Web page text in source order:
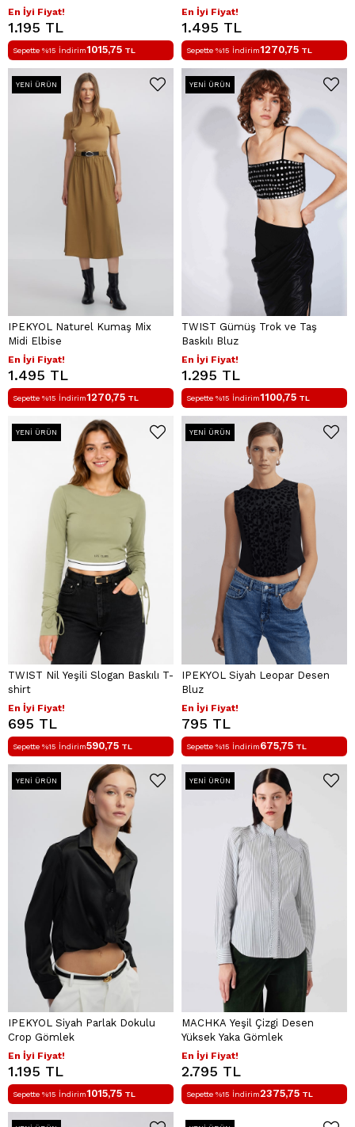
En İyi Fiyat!
1.195 TL
Sepette %15 İndirim1015,75 TL
En İyi Fiyat!
1.495 TL
Sepette %15 İndirim1270,75 TL
YENI ÜRÜN
IPEKYOL Naturel Kumaş Mix
Midi Elbise
En İyi Fiyat!
1.495 TL
Sepette %15 İndirim1270,75 TL
YENI ÜRÜN
TWIST Gümüş Trok ve Taş
Baskılı Bluz
En İyi Fiyat!
1.295 TL
Sepette %15 İndirim1100,75 TL
YENI ÜRÜN
TWIST Nil Yeşili Slogan Baskılı T-
shirt
En İyi Fiyat!
695 TL
Sepette %15 İndirim590,75 TL
YENI ÜRÜN
IPEKYOL Siyah Leopar Desen
Bluz
En İyi Fiyat!
795 TL
Sepette %15 İndirim675,75 TL
YENI ÜRÜN
IPEKYOL Siyah Parlak Dokulu
Crop Gömlek
En İyi Fiyat!
1.195 TL
Sepette %15 İndirim1015,75 TL
YENI ÜRÜN
MACHKA Yeşil Çizgi Desen
Yüksek Yaka Gömlek
En İyi Fiyat!
2.795 TL
Sepette %15 İndirim2375,75 TL